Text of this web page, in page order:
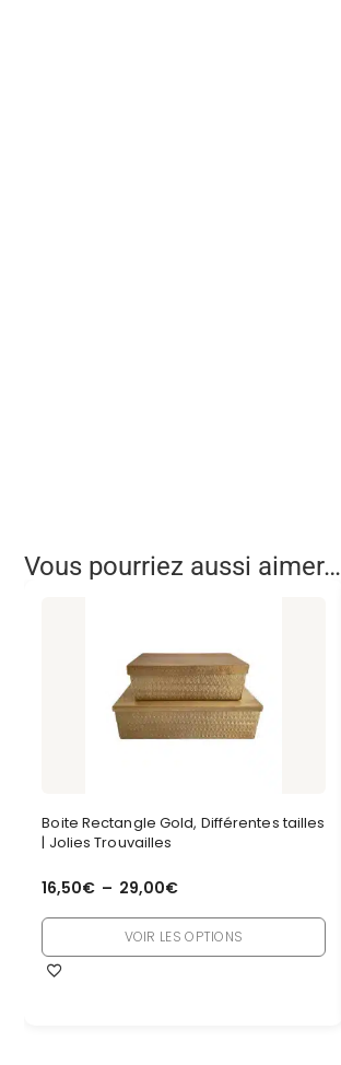
Vous pourriez aussi aimer…
Boite Rectangle Gold, Différentes tailles
| Jolies Trouvailles
16,50€ – 29,00€
VOIR LES OPTIONS